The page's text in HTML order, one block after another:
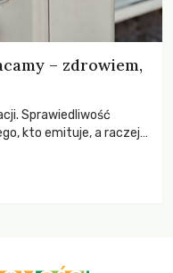
– zdrowiem,
Sprawiedliwość
kto emituje, a raczej